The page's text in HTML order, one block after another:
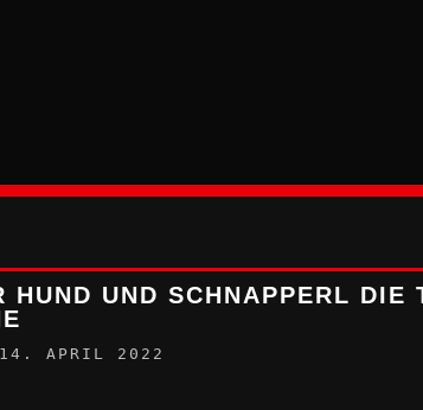
HUND UND SCHNAPPERL DIE
14. APRIL 2022